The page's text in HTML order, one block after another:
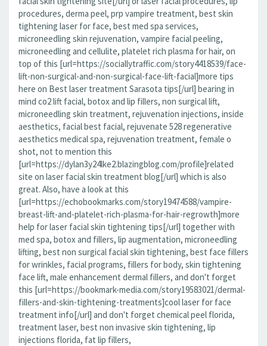
procedures, derma peel, prp vampire treatment, best skin
tightening laser for face, best med spa services,
microneedling skin rejuvenation, vampire facial peeling,
microneedling and cellulite, platelet rich plasma for hair, on
top of this [url=https://sociallytraffic.com/story4418539/face-
lift-non-surgical-and-non-surgical-face-lift-facial]more tips
here on Best laser treatment Sarasota tips[/url] bearing in
mind co2 lift facial, botox and lip fillers, non surgical lift,
microneedling skin treatment, rejuvenation injections, inside
aesthetics, facial best facial, rejuvenate 528 regenerative
aesthetics medical spa, rejuvenation treatment, female o
shot, not to mention this
[url=https://dylan3y24lke2.blazingblog.com/profile]related
site on laser facial skin treatment blog[/url] which is also
great. Also, have a look at this
[url=https://echobookmarks.com/story19474588/vampire-
breast-lift-and-platelet-rich-plasma-for-hair-regrowth]more
help for laser facial skin tightening tips[/url] together with
med spa, botox and fillers, lip augmentation, microneedling
lifting, best non surgical facial skin tightening, best face fillers
for wrinkles, facial programs, fillers for body, skin tightening
face lift, male enhancement dermal fillers, and don't forget
this [url=https://bookmark-media.com/story19583021/dermal-
fillers-and-skin-tightening-treatments]cool laser for face
treatment info[/url] and don't forget chemical peel florida,
treatment laser, best non invasive skin tightening, lip
injections florida, fat lip fillers,